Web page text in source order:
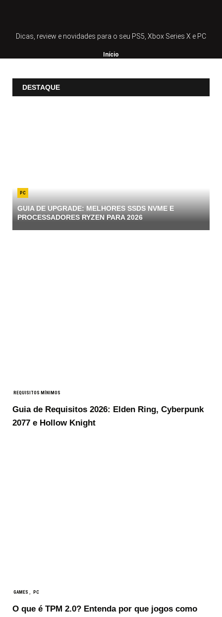
Dicas, review e novidades para o seu PS5, Xbox Series X e PC
Início
DESTAQUE
PC
GUIA DE UPGRADE: MELHORES SSDS NVME E
PROCESSADORES RYZEN PARA 2026
REQUISITOS MÍNIMOS
Guia de Requisitos 2026: Elden Ring, Cyberpunk
2077 e Hollow Knight
GAMES , PC
O que é TPM 2.0? Entenda por que jogos como